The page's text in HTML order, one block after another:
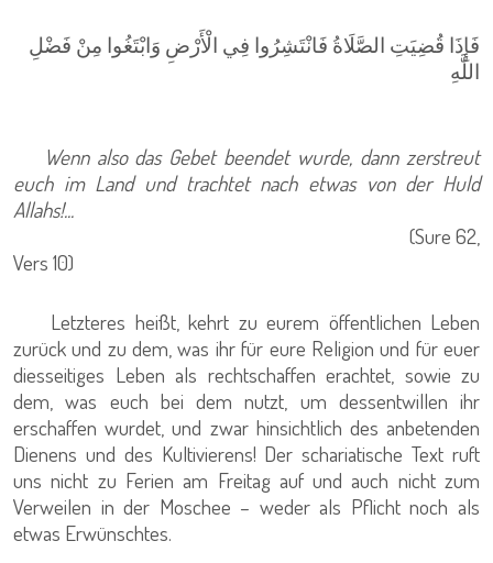
فَإِذَا قُضِيَتِ الصَّلَاةُ فَانْتَشِرُوا فِي الْأَرْضِ وَابْتَغُوا مِنْ فَضْلِ
اللَّهِ
Wenn also das Gebet beendet wurde, dann zerstreut
euch im Land und trachtet nach etwas von der Huld
Allahs!...
(Sure 62,
Vers 10)
Letzteres heißt, kehrt zu eurem öffentlichen Leben
zurück und zu dem, was ihr für eure Religion und für euer
diesseitiges Leben als rechtschaffen erachtet, sowie zu
dem, was euch bei dem nutzt, um dessentwillen ihr
erschaffen wurdet, und zwar hinsichtlich des anbetenden
Dienens und des Kultivierens! Der schariatische Text ruft
uns nicht zu Ferien am Freitag auf und auch nicht zum
Verweilen in der Moschee – weder als Pflicht noch als
etwas Erwünschtes.